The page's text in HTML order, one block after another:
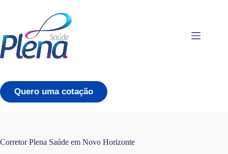
conteúdo
Quero uma cotação
Corretor Plena Saúde em Novo Horizonte